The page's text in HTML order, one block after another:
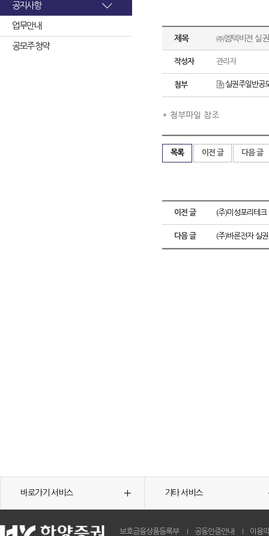
공지사항
업무안내
공모주 청약
제목 ㈜엠텍비젼 실
작성자 관리자
첨부 실권주일반공
* 첨부파일 참조
목록 이전 글 다음 글
이전 글 (주)미성포리테
다음 글 (주)바른전자 실
바로가기 서비스 기타 서비스
보호금융상품등록부 공동인증안내 이용